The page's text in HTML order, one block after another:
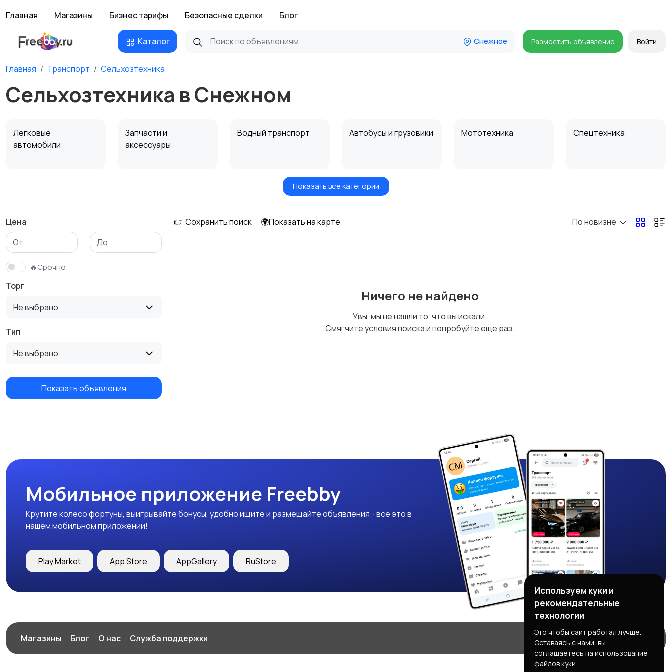
Главная Магазины Бизнес тарифы Безопасные сделки Блог
Каталог Снежное Разместить объявление Войти
Главная Транспорт Сельхозтехника
Сельхозтехника в Снежном
Легковые
автомобили
Запчасти и
аксессуары
Водный транспорт Автобусы и грузовики Мототехника Спецтехника
Прицепы, дома на
Воздушный
Показать все категории
Цена
🔥Срочно
Торг
Не выбрано
Тип
Не выбрано
Показать объявления
👉 Сохранить поиск 🌍Показать на карте По новизне
Ничего не найдено
Увы, мы не нашли то, что вы искали.
Смягчите условия поиска и попробуйте еще раз.
Мобильное приложение Freebby
Крутите колесо фортуны, выигрывайте бонусы, удобно ищите и размещайте объявления - все это в
нашем мобильном приложении!
Play Market App Store AppGallery RuStore
Магазины Блог О нас Служба поддержки
Используем куки и
рекомендательные
технологии
Это чтобы сайт работал лучше.
Оставаясь с нами, вы
соглашаетесь на использование
файлов куки.